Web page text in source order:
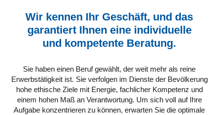
Wir kennen Ihr Geschäft, und das
garantiert Ihnen eine individuelle
und kompetente Beratung.
Sie haben einen Beruf gewählt, der weit mehr als reine
Erwerbstätigkeit ist. Sie verfolgen im Dienste der Bevölkerung
hohe ethische Ziele mit Energie, fachlicher Kompetenz und
einem hohen Maß an Verantwortung. Um sich voll auf Ihre
Aufgabe konzentrieren zu können, erwarten Sie die optimale